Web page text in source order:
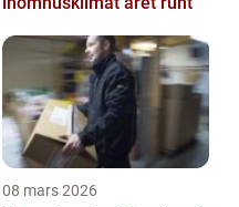
08 mars 2026